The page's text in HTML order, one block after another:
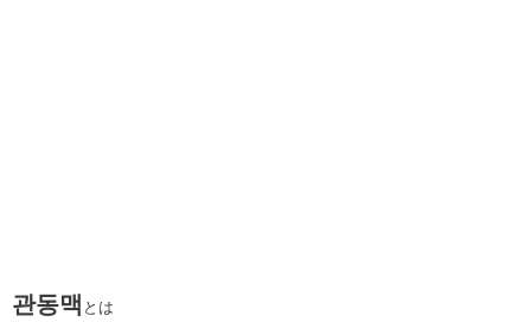
관동맥 とは